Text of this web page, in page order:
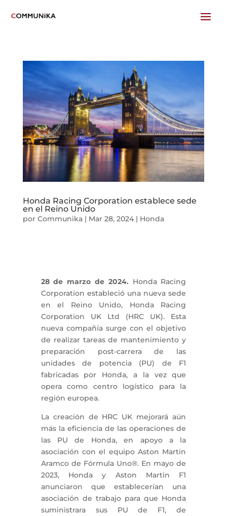
Honda Racing Corporation establece sede
en el Reino Unido
por Communika| Mar 28, 2024| Honda
28 de marzo de 2024. Honda Racing
Corporation estableció una nueva sede
en el Reino Unido, Honda Racing
Corporation UK Ltd (HRC UK). Esta
nueva compañía surge con el objetivo
de realizar tareas de mantenimiento y
preparación post-carrera de las
unidades de potencia (PU) de F1
fabricadas por Honda, a la vez que
opera como centro logístico para la
región europea.
La creación de HRC UK mejorará aún
más la eficiencia de las operaciones de
las PU de Honda, en apoyo a la
asociación con el equipo Aston Martin
Aramco de Fórmula Uno®. En mayo de
2023, Honda y Aston Martin F1
anunciaron que establecerían una
asociación de trabajo para que Honda
suministrara sus PU de F1, de